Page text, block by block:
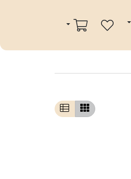
سبد خرید